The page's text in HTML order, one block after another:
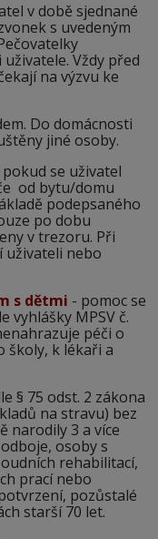
v době sjednané
s uvedeným
Vždy před
na výzvu ke
Do domácnosti
jiné osoby.
pokud se uživatel
od bytu/domu
podepsaného
po dobu
v trezoru. Při
uživateli nebo
s dětmi - pomoc se
vyhlášky MPSV č.
péči o
školy, k lékaři a
§ 75 odst. 2 zákona
na stravu) bez
narodily 3 a více
osoby s
rehabilitací,
prací nebo
pozůstalé
starší 70 let.